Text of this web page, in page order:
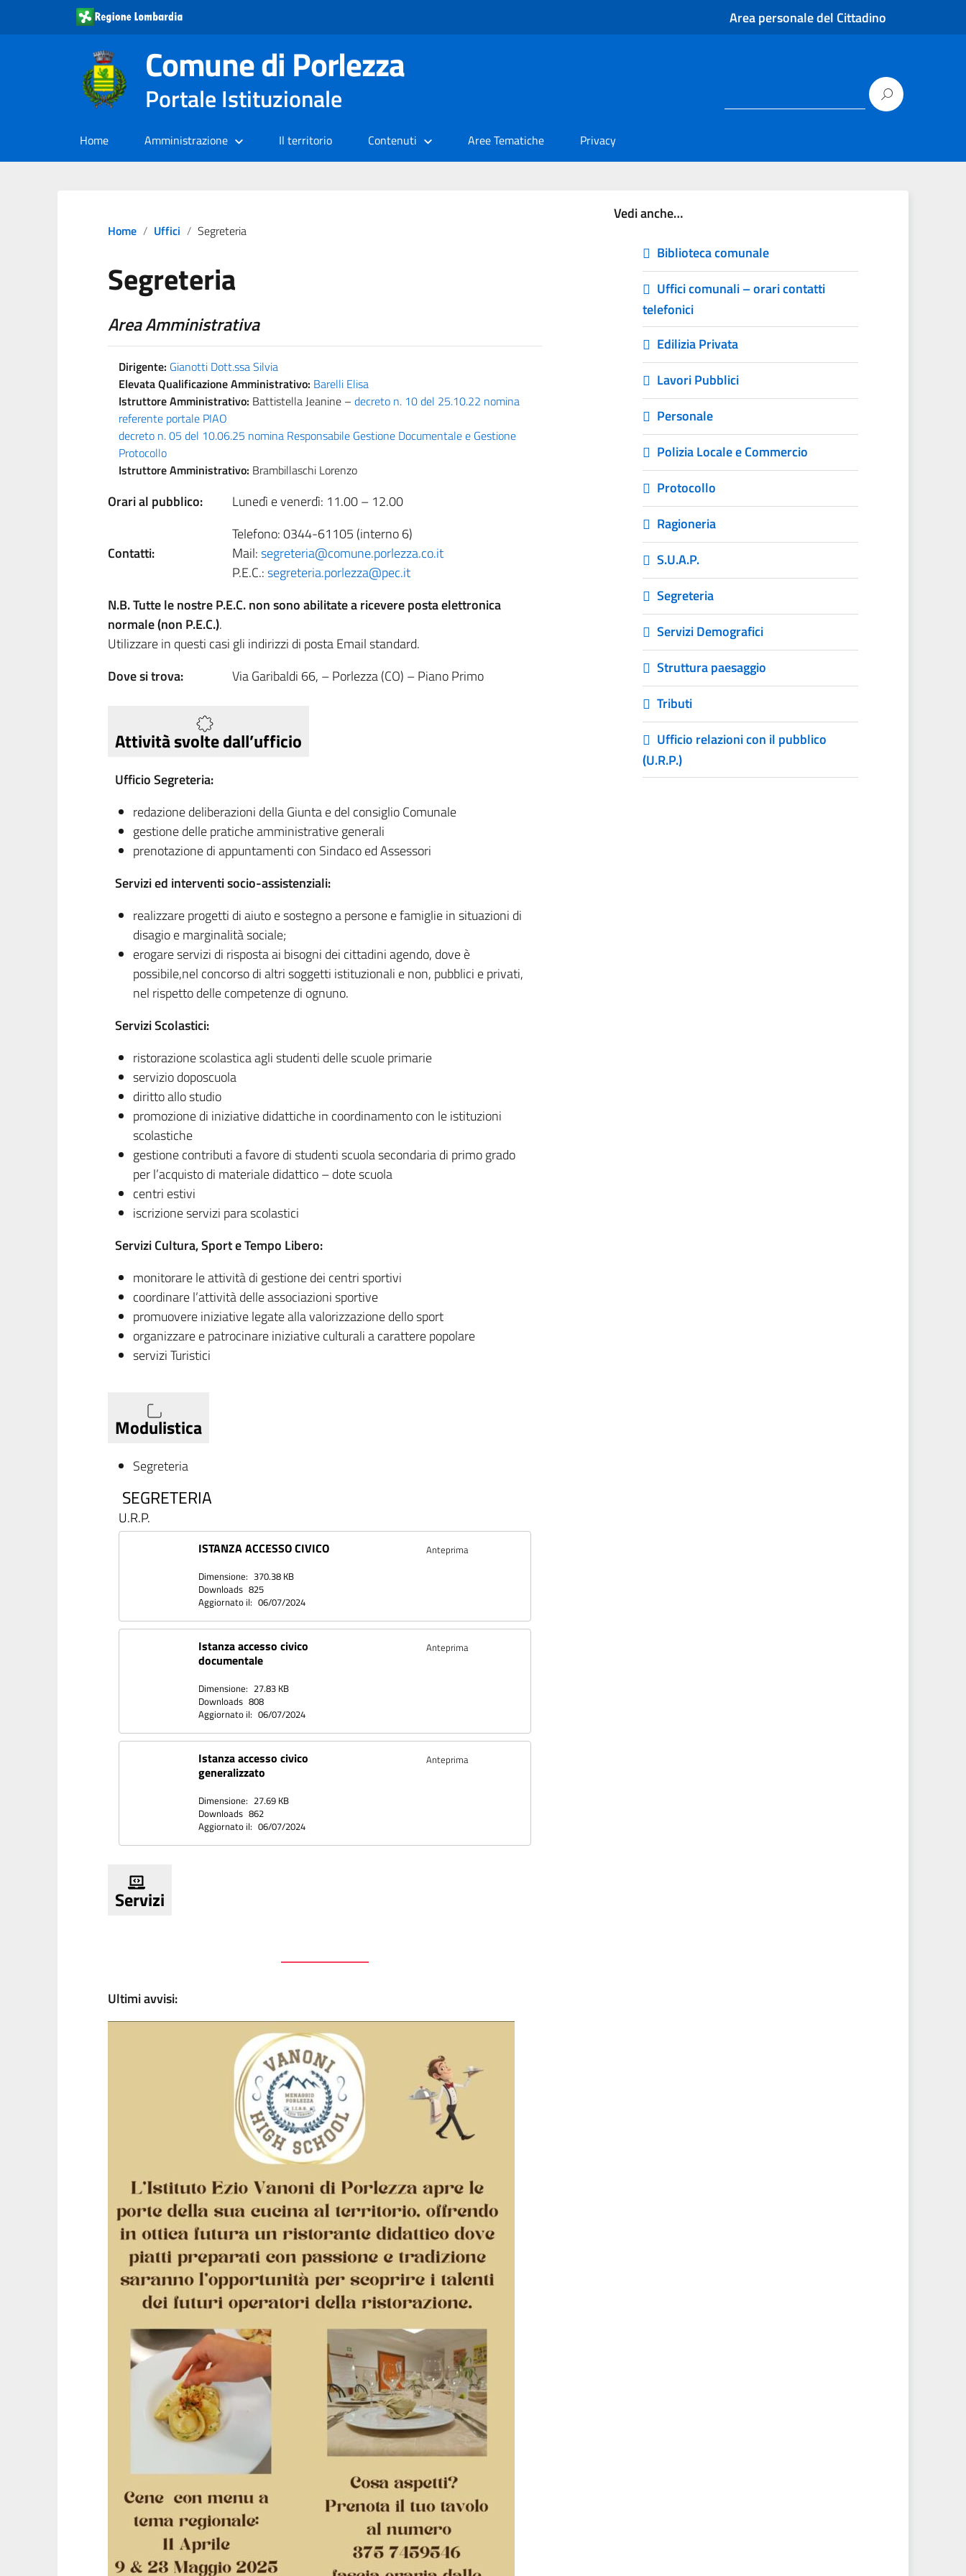
Area personale del Cittadino
Comune di Porlezza
Portale Istituzionale
Home Amministrazione Il territorio Contenuti Aree Tematiche Privacy
Home Uffici Segreteria
Segreteria
Area Amministrativa
Dirigente: Gianotti Dott.ssa Silvia
Elevata Qualificazione Amministrativo: Barelli Elisa
Istruttore Amministrativo: Battistella Jeanine – decreto n. 10 del 25.10.22 nomina
referente portale PIAO
decreto n. 05 del 10.06.25 nomina Responsabile Gestione Documentale e Gestione
Protocollo
Istruttore Amministrativo: Brambillaschi Lorenzo
Orari al pubblico: Lunedì e venerdì: 11.00 – 12.00
Contatti:
Telefono: 0344-61105 (interno 6)
Mail:segreteria@comune.porlezza.co.it
P.E.C.:segreteria.porlezza@pec.it
N.B. Tutte le nostre P.E.C. non sono abilitate a ricevere posta elettronica
normale (non P.E.C.).
Utilizzare in questi casi gli indirizzi di posta Email standard.
Dove si trova:
Via Garibaldi 66, – Porlezza (CO) – Piano Primo
Attività svolte dall’ufficio
Ufficio Segreteria:
redazione deliberazioni della Giunta e del consiglio Comunale
gestione delle pratiche amministrative generali
prenotazione di appuntamenti con Sindaco ed Assessori
Servizi ed interventi socio-assistenziali:
realizzare progetti di aiuto e sostegno a persone e famiglie in situazioni di
disagio e marginalità sociale;
erogare servizi di risposta ai bisogni dei cittadini agendo, dove è
possibile,nel concorso di altri soggetti istituzionali e non, pubblici e privati,
nel rispetto delle competenze di ognuno.
Servizi Scolastici:
ristorazione scolastica agli studenti delle scuole primarie
servizio doposcuola
diritto allo studio
promozione di iniziative didattiche in coordinamento con le istituzioni
scolastiche
gestione contributi a favore di studenti scuola secondaria di primo grado
per l’acquisto di materiale didattico – dote scuola
centri estivi
iscrizione servizi para scolastici
Servizi Cultura, Sport e Tempo Libero:
monitorare le attività di gestione dei centri sportivi
coordinare l’attività delle associazioni sportive
promuovere iniziative legate alla valorizzazione dello sport
organizzare e patrocinare iniziative culturali a carattere popolare
servizi Turistici
Modulistica
Segreteria
SEGRETERIA
U.R.P.
ISTANZA ACCESSO CIVICO
Dimensione: 370.38 KB
Downloads 825
Aggiornato il: 06/07/2024
Anteprima
Istanza accesso civico
documentale
Dimensione: 27.83 KB
Downloads 808
Aggiornato il: 06/07/2024
Anteprima
Istanza accesso civico
generalizzato
Dimensione: 27.69 KB
Downloads 862
Aggiornato il: 06/07/2024
Anteprima
Servizi
Ultimi avvisi:
Vedi anche…
Biblioteca comunale
Uffici comunali – orari contatti
telefonici
Edilizia Privata
Lavori Pubblici
Personale
Polizia Locale e Commercio
Protocollo
Ragioneria
S.U.A.P.
Segreteria
Servizi Demografici
Struttura paesaggio
Tributi
Ufficio relazioni con il pubblico
(U.R.P.)